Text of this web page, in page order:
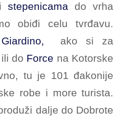
stepenicama do vrha
obiđi celu tvrđavu.
ako si za
do Force na Kotorske
tu je 101 đakonije
robe i more turista.
dalje do Dobrote